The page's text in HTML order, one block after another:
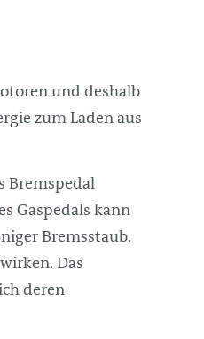
und deshalb
zum Laden aus
Bremspedal
Gaspedals kann
Bremsstaub.
Das
deren